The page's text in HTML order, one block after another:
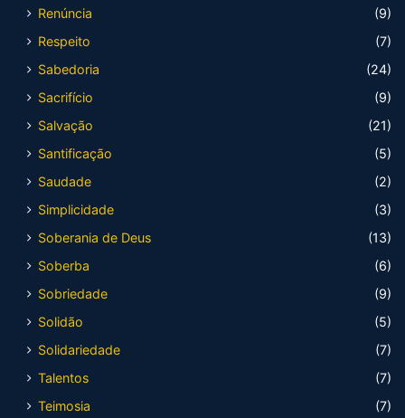
Renúncia
(9)
Respeito
(7)
Sabedoria
(24)
Sacrifício
(9)
Salvação
(21)
Santificação
(5)
Saudade
(2)
Simplicidade
(3)
Soberania de Deus
(13)
Soberba
(6)
Sobriedade
(9)
Solidão
(5)
Solidariedade
(7)
Talentos
(7)
Teimosia
(7)